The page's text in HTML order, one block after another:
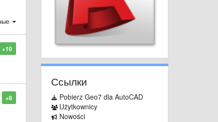
+10
+8
Ссылки
Pobierz Geo7 dla AutoCAD
Użytkownicy
Nowości